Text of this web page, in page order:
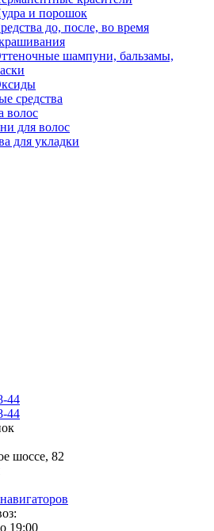
и порошок
до, после, во время
шампуни, бальзамы,
средства
волос
для волос
для укладки
44
44
шоссе, 82
19:00